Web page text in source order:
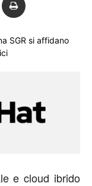
SGR si affidano
e cloud ibrido